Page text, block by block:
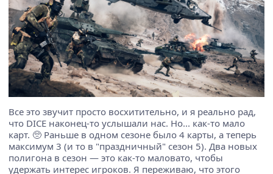
Все это звучит просто восхитительно, и я реально рад,
что DICE наконец-то услышали нас. Но... как-то мало
карт. 🥺 Раньше в одном сезоне было 4 карты, а теперь
максимум 3 (и то в "праздничный" сезон 5). Два новых
полигона в сезон — это как-то маловато, чтобы
удержать интерес игроков. Я переживаю, что этого